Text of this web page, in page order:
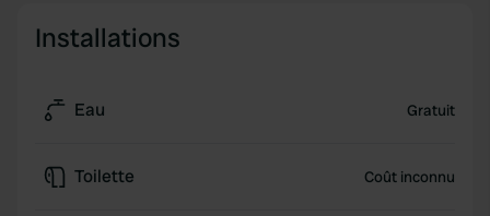
Installations
Eau Gratuit
Toilette Coût inconnu